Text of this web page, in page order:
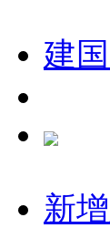
建
新